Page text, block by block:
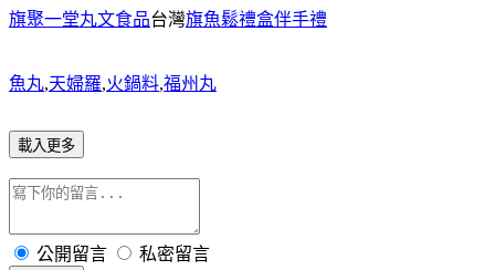
旗聚一堂丸文食品台灣旗魚鬆禮盒伴手禮
魚丸,天婦羅,火鍋料,福州丸
載入更多
公開留言 私密留言